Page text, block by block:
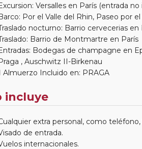
Versalles en París (entrada no
Por el Valle del Rhin, Paseo por
nocturno: Barrio cervecerias
Barrio de Montmartre en París
Bodegas de champagne en
, Auschwitz II-Birkenau
Almuerzo Incluido en: PRAGA
incluye
extra personal, como
de entrada.
internacionales.